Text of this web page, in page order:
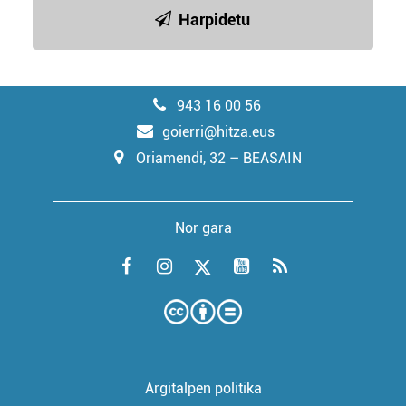
Harpidetu
943 16 00 56
goierri@hitza.eus
Oriamendi, 32 – BEASAIN
Nor gara
Argitalpen politika